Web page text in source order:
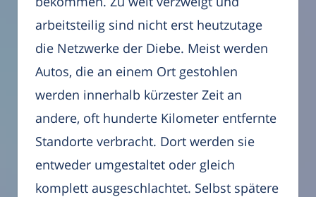
arbeitsteilig sind nicht erst heutzutage
die Netzwerke der Diebe. Meist werden
Autos, die an einem Ort gestohlen
werden innerhalb kürzester Zeit an
andere, oft hunderte Kilometer entfernte
Standorte verbracht. Dort werden sie
entweder umgestaltet oder gleich
komplett ausgeschlachtet. Selbst spätere